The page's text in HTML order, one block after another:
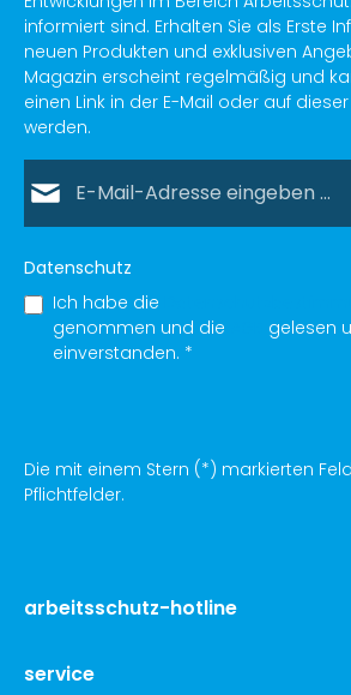
informiert sind. Erhalten Sie als Erste
neuen Produkten und exklusiven
Magazin erscheint regelmäßig und
einen Link in der E-Mail oder auf
werden.
Datenschutz
Ich habe die
genommen und die
gelesen
einverstanden. *
Die mit einem Stern (*) markierten
Pflichtfelder.
arbeitsschutz-hotline
service